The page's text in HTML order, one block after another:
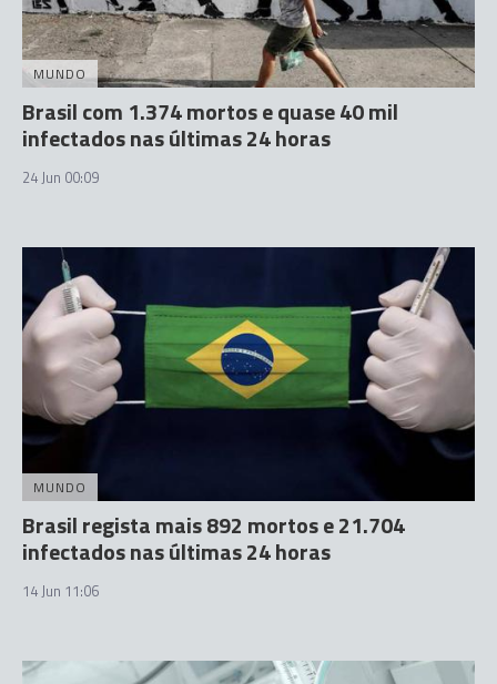
MUNDO
Brasil com 1.374 mortos e quase 40 mil
infectados nas últimas 24 horas
24 Jun 00:09
MUNDO
Brasil regista mais 892 mortos e 21.704
infectados nas últimas 24 horas
14 Jun 11:06